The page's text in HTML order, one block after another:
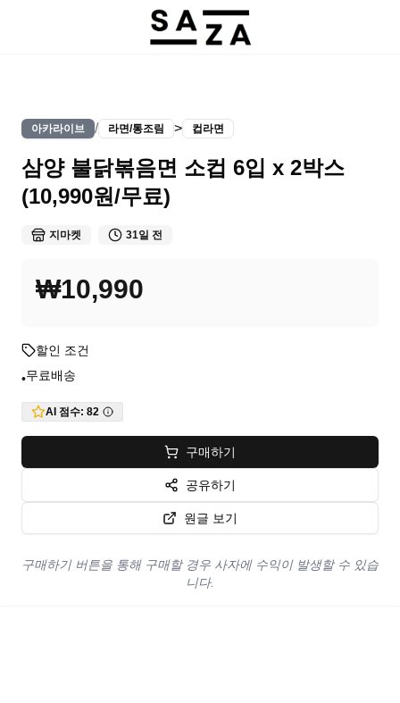
아카라이브 / 라면/통조림 > 컵라면
삼양 불닭볶음면 소컵 6입 x 2박스
(10,990원/무료)
지마켓 31일 전
₩10,990
할인 조건
•무료배송
AI 점수: 82
구매하기
공유하기
원글 보기
구매하기 버튼을 통해 구매할 경우 사자에 수익이 발생할 수 있습
니다.